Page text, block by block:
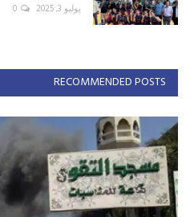
يوليو 3, 2025 0
RECOMMENDED POSTS